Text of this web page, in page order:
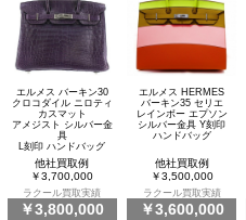
エルメス バーキン30
クロコダイル ニロティ
カスマット
アメジスト シルバー金
具
L刻印 ハンドバッグ
他社買取例
￥3,700,000
ラクール買取実績
￥3,800,000
エルメス HERMES
バーキン35 セリエ
レインボー エプソン
シルバー金具 Y刻印
ハンドバッグ
他社買取例
￥3,500,000
ラクール買取実績
￥3,600,000